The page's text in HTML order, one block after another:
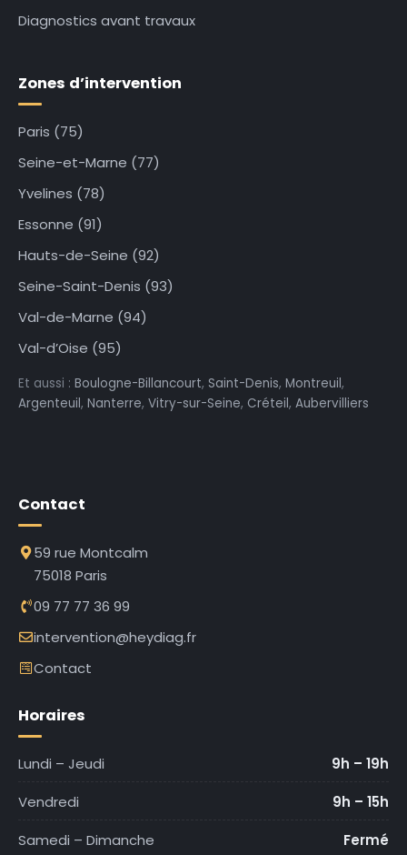
Diagnostics avant travaux
Zones d’intervention
Paris (75)
Seine-et-Marne (77)
Yvelines (78)
Essonne (91)
Hauts-de-Seine (92)
Seine-Saint-Denis (93)
Val-de-Marne (94)
Val-d’Oise (95)
Et aussi : Boulogne-Billancourt, Saint-Denis, Montreuil,
Argenteuil, Nanterre, Vitry-sur-Seine, Créteil, Aubervilliers
Contact
59 rue Montcalm
75018 Paris
09 77 77 36 99
intervention@heydiag.fr
Contact
Horaires
Lundi – Jeudi
9h – 19h
Vendredi
9h – 15h
Samedi – Dimanche
Fermé